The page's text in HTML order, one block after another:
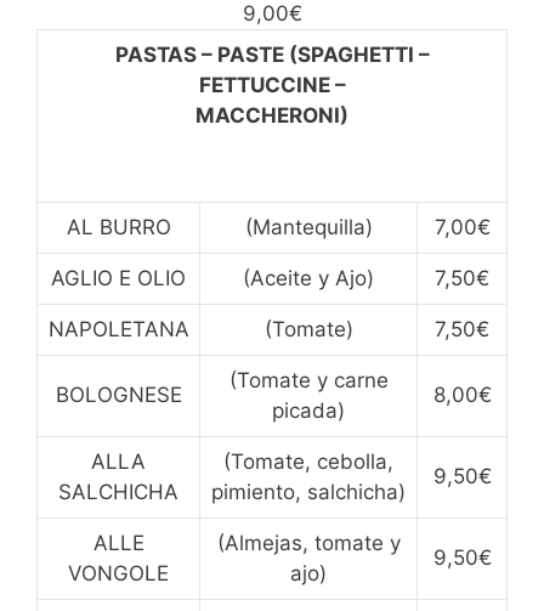
9,00€
PASTAS – PASTE (SPAGHETTI –
FETTUCCINE –
MACCHERONI)
AL BURRO (Mantequilla) 7,00€
AGLIO E OLIO (Aceite y Ajo) 7,50€
NAPOLETANA (Tomate) 7,50€
BOLOGNESE
(Tomate y carne
picada)
8,00€
ALLA
SALCHICHA
(Tomate, cebolla,
pimiento, salchicha)
9,50€
ALLE
VONGOLE
(Almejas, tomate y
ajo)
9,50€